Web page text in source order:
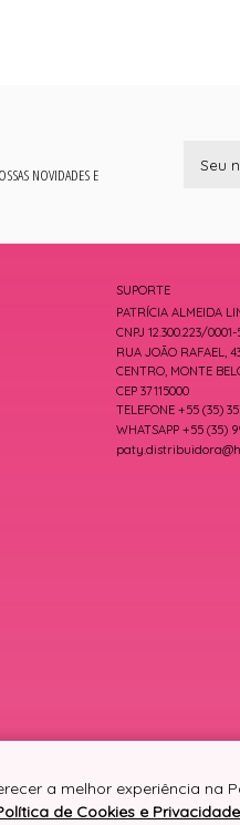
NOVIDADES E
SUPORTE
PATRÍCIA ALMEIDA
CNPJ 12.300.223/0001-
RUA JOÃO RAFAEL,
CENTRO, MONTE
CEP 37115000
TELEFONE +55 (35)
WHATSAPP +55 (35)
a melhor experiência na
de Cookies e Privacidade